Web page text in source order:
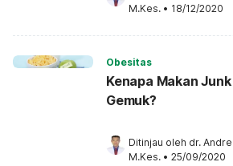
M.Kes. • 18/12/2020
Obesitas
Kenapa Makan
Gemuk?
Ditinjau oleh dr.
M.Kes. • 25/09/2020